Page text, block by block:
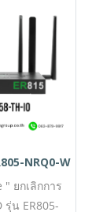
ำนวน 6 ช่อง
ยุ่นขีดสุดด้วย
Optic)
Mbps
ดดเด่นด้วย
ลอดภัยทาง
IEC 62443-
ทั้ง RSTP,
IO และ
กรณ์ที่รองรับ
NRQ0-
" ยกเลิกการ
รุ่น ER805-